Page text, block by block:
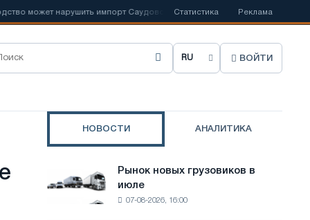
нарушить импорт Саудовской стали 📰Испанский Acerinox
Статистика Реклама
В
б
ь
ВОЙТИ
НОВОСТИ АНАЛИТИКА
Рынок
новых
грузовиков
Рынок новых грузовиков в
июле
07-08-2026, 16:00